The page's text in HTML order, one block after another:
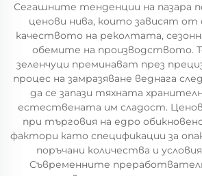
Сегашните тенденции на пазара
ценови нива, които зависят
качеството на реколтата,
обемите на производството.
зеленчуци преминават през
процес на замразяване веднага
да се запази тяхната
естествената им сладост.
при търговия на едро
фактори като спецификации за
поръчани количества и
Съвременните